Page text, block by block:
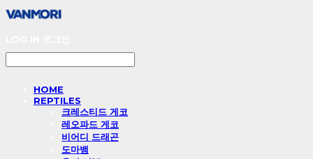
HOME
REPTILES
크레스티드 게코
레오파드 게코
비어디 드래곤
도마뱀